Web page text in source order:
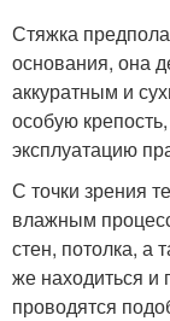
Стяжка
основания, она
аккуратным и
особую
эксплуатацию
С точки зрения
влажным
стен, потолка, а
же находиться и
проводятся